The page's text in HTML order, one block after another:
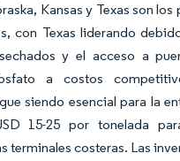
Kansas y Texas son
con Texas liderando
y el acceso a
a costos
siendo esencial para la
15-25 por tonelada
terminales costeras. Las